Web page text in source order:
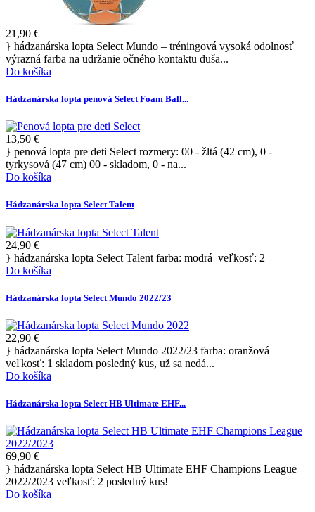
21,90 €
} hádzanárska lopta Select Mundo – tréningová vysoká odolnosť
výrazná farba na udržanie očného kontaktu duša...
Do košíka
Hádzanárska lopta penová Select Foam Ball...
13,50 €
} penová lopta pre deti Select rozmery: 00 - žltá (42 cm), 0 -
tyrkysová (47 cm) 00 - skladom, 0 - na...
Do košíka
Hádzanárska lopta Select Talent
24,90 €
} hádzanárska lopta Select Talent farba: modrá veľkosť: 2
Do košíka
Hádzanárska lopta Select Mundo 2022/23
22,90 €
} hádzanárska lopta Select Mundo 2022/23 farba: oranžová
veľkosť: 1 skladom posledný kus, už sa nedá...
Do košíka
Hádzanárska lopta Select HB Ultimate EHF...
69,90 €
} hádzanárska lopta Select HB Ultimate EHF Champions League
2022/2023 veľkosť: 2 posledný kus!
Do košíka